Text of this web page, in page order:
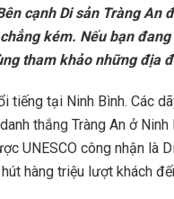
cạnh Di sản Tràng An
kém. Nếu bạn
tham khảo những địa
tiếng tại Ninh Bình. Các
thắng Tràng An ở
UNESCO công nhận
hàng triệu lượt khách